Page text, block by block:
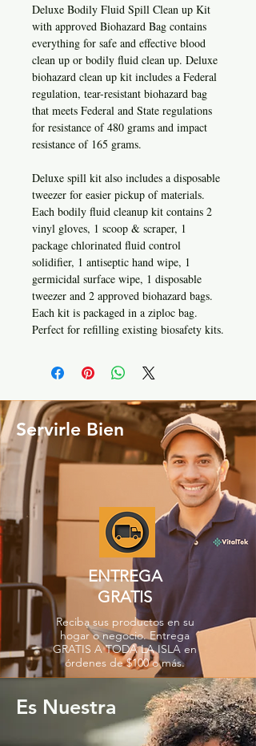
Deluxe Bodily Fluid Spill Clean up Kit
with approved Biohazard Bag contains
everything for safe and effective blood
clean up or bodily fluid clean up. Deluxe
biohazard clean up kit includes a Federal
regulation, tear-resistant biohazard bag
that meets Federal and State regulations
for resistance of 480 grams and impact
resistance of 165 grams.
Deluxe spill kit also includes a disposable
tweezer for easier pickup of materials.
Each bodily fluid cleanup kit contains 2
vinyl gloves, 1 scoop & scraper, 1
package chlorinated fluid control
solidifier, 1 antiseptic hand wipe, 1
germicidal surface wipe, 1 disposable
tweezer and 2 approved biohazard bags.
Each kit is packaged in a ziploc bag.
Perfect for refilling existing biosafety kits.
Servirle Bien
ENTREGA
GRATIS
Reciba sus productos en su
hogar o negocio. Entrega
GRATIS A TODA LA ISLA en
órdenes de $100 o más.
Es Nuestra